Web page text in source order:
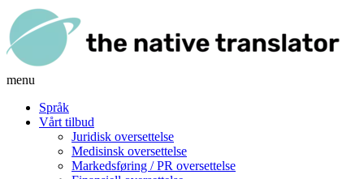
menu
Språk
Vårt tilbud
Juridisk oversettelse
Medisinsk oversettelse
Markedsføring / PR oversettelse